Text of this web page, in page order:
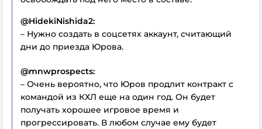
@HidekiNishida2:
– Нужно создать в соцсетях аккаунт, считающий
дни до приезда Юрова.
@mnwprospects:
– Очень вероятно, что Юров продлит контракт с
командой из КХЛ еще на один год. Он будет
получать хорошее игровое время и
прогрессировать. В любом случае ему будет